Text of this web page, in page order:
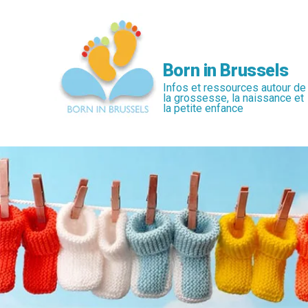
Born in Brussels
Infos et ressources autour de
la grossesse, la naissance et
la petite enfance